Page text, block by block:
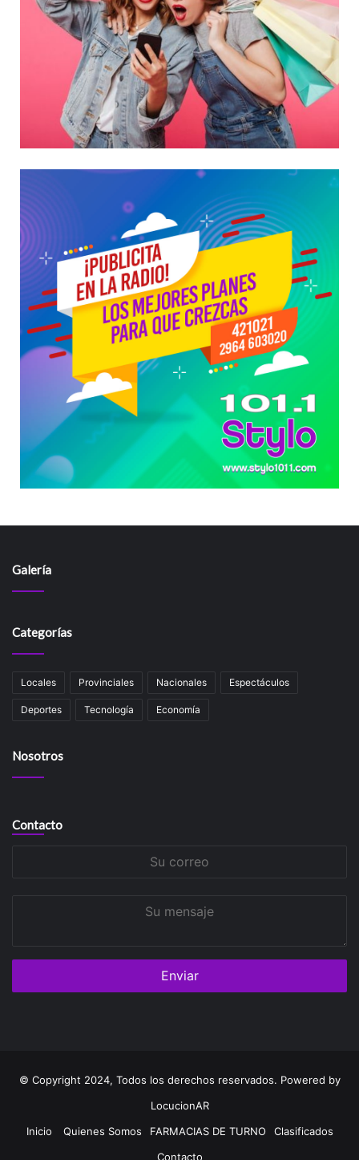
Galería
Categorías
Locales Provinciales Nacionales Espectáculos
Deportes Tecnología Economía
Nosotros
Contacto
© Copyright 2024, Todos los derechos reservados. Powered by
LocucionAR
Inicio
Quienes Somos FARMACIAS DE TURNO
Clasificados
Contacto